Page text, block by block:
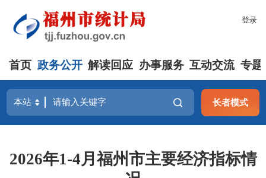
登录
首页 政务公开 解读回应 办事服务 互动交流 专题
长者模式
2026年1-4月福州市主要经济指标情